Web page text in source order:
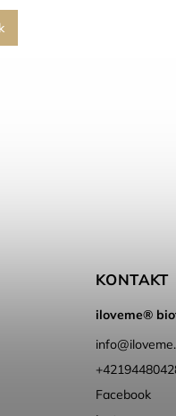
KONTAKT
iloveme®
info@
Facebook